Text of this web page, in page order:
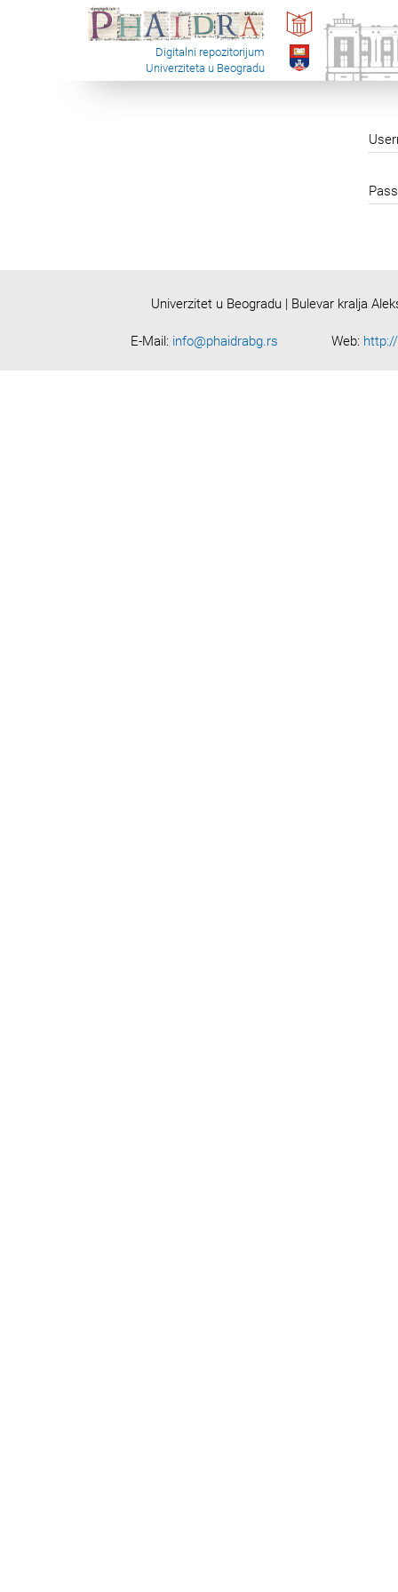
Digitalni repozitorijum
Univerziteta u Beogradu
Univerzitet u Beogradu | Bulevar kralja
E-Mail: info@phaidrabg.rs Web: